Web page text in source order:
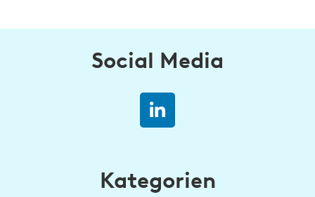
Social Media
Kategorien